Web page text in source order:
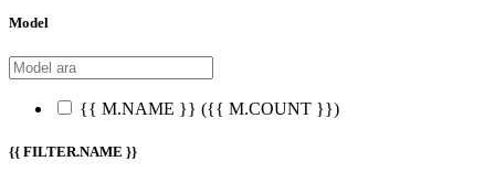
Model
{{ M.NAME }} ({{ M.COUNT }})
{{ FILTER.NAME }}